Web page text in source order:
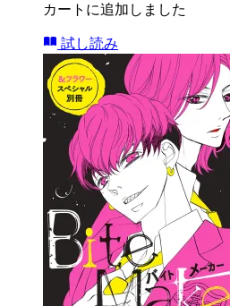
カートに追加しました
試し読み